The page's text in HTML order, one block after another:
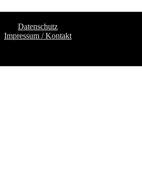
Datenschutz
Impressum / Kontakt